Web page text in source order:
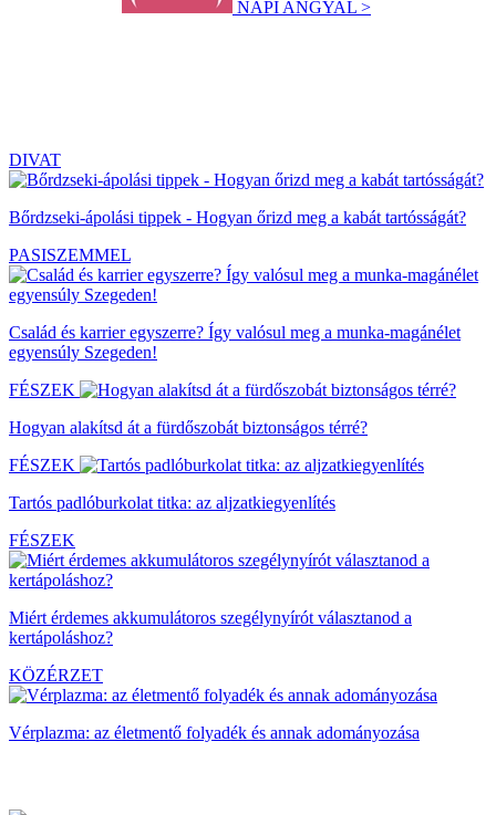
NAPI ANGYAL >
DIVAT
Bőrdzseki-ápolási tippek - Hogyan őrizd meg a kabát tartósságát?
PASISZEMMEL
Család és karrier egyszerre? Így valósul meg a munka-magánélet
egyensúly Szegeden!
FÉSZEK
Hogyan alakítsd át a fürdőszobát biztonságos térré?
FÉSZEK
Tartós padlóburkolat titka: az aljzatkiegyenlítés
FÉSZEK
Miért érdemes akkumulátoros szegélynyírót választanod a
kertápoláshoz?
KÖZÉRZET
Vérplazma: az életmentő folyadék és annak adományozása